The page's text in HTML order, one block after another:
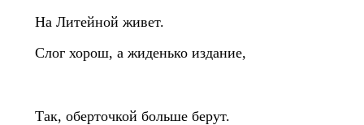
На Литейной живет.
Слог хорош, а жиденько издание,
Так, оберточкой больше берут.